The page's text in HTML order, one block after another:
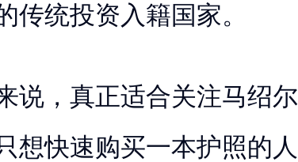
传统投资入籍国家。
说，真正适合关注马绍尔
想快速购买一本护照的